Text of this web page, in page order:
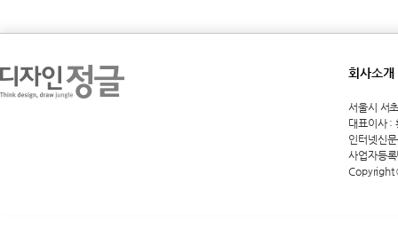
회사소개
서울시 서
대표이사 :
인터넷신
사업자등
Copyright